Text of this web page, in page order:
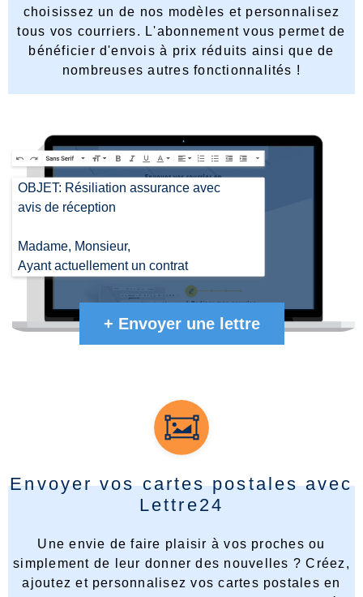
choisissez un de nos modèles et personnalisez
tous vos courriers. L'abonnement vous permet de
bénéficier d'envois à prix réduits ainsi que de
nombreuses autres fonctionnalités !
OBJET: Résiliation assurance avec
avis de réception
Madame, Monsieur,
Ayant actuellement un contrat
d'assurance avec les références
suivantes XXXXXX auprès de votre
établissement, je souhaiterais le
+ Envoyer une lettre
Envoyer vos cartes postales avec
Lettre24
Une envie de faire plaisir à vos proches ou
simplement de leur donner des nouvelles ? Créez,
ajoutez et personnalisez vos cartes postales en